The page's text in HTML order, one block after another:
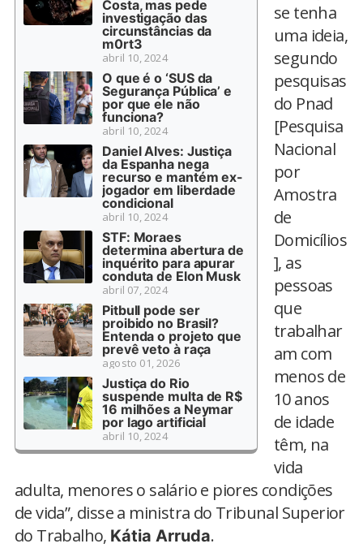
Costa, mas pede
investigação das
circunstâncias da
m0rt3
abril 10, 2024
O que é o ‘SUS da
Segurança Pública’ e
por que ele não
funciona?
abril 10, 2024
Daniel Alves: Justiça
da Espanha nega
recurso e mantém ex-
jogador em liberdade
condicional
abril 10, 2024
STF: Moraes
determina abertura de
inquérito para apurar
conduta de Elon Musk
abril 07, 2024
Pitbull pode ser
proibido no Brasil?
Entenda o projeto que
prevê veto à raça
agosto 01, 2026
Justiça do Rio
suspende multa de R$
16 milhões a Neymar
por lago artificial
abril 10, 2024
se tenha
uma ideia,
segundo
pesquisas
do Pnad
[Pesquisa
Nacional
por
Amostra
de
Domicílios
], as
pessoas
que
trabalhar
am com
menos de
10 anos
de idade
têm, na
vida
adulta, menores o salário e piores condições
de vida”, disse a ministra do Tribunal Superior
do Trabalho, Kátia Arruda.